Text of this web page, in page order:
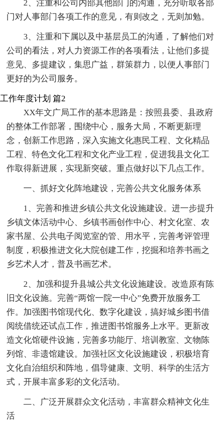
2、注重和公司内部其他部门的沟通，充分听取各部
门对人事部门各项工作的意见，有则改之，无则加勉。
3、注重和下属以及中基层员工的沟通，了解他们对
公司的看法，对人力资源工作的各项看法，让他们多提
意见、多提建议，集思广益，群策群力，以便人事部门
更好的为公司服务。
工作年度计划 篇2
XX年文广局工作的基本思路是：按照县委、县政府
的整体工作部署，围绕中心，服务大局，不断更新理
念，创新工作思路，深入实施文化惠民工程、文化精品
工程、特色文化工程和文化产业工程，促进我县文化工
作取得新进展，实现新突破。重点做好以下几点工作。
一、抓好文化阵地建设，完善公共文化服务体系
1、完善和推进乡镇公共文化设施建设。进一步提升
乡镇文体活动中心、乡镇书画创作中心、村文化室、农
家书屋、公共电子阅览室的管、用水平，完善考评管理
制度，积极推进文化大院创建工作，挖掘和培养书画之
乡艺术人才，普及书画艺术。
2、加强和提升县城公共文化设施建设。改造原有陈
旧文化设施。完善“两馆一院一中心”免费开放服务工
作。加强图书馆现代化、数字化建设，搞好城乡图书借
阅统借统还试点工作，推进图书馆服务上水平。更新改
造文化馆硬件设施，完善多功能厅、培训教室、文物陈
列馆、非遗馆建设。加强社区文化设施建设，积极培育
文化自治组织和阵地，倡导健康、文明、科学的生活方
式，开展丰富多彩的文化活动。
二、广泛开展群众文化活动，丰富群众精神文化生
活